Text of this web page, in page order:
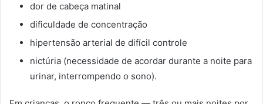
dor de cabeça matinal
dificuldade de concentração
hipertensão arterial de difícil controle
nictúria (necessidade de acordar durante a noite para
urinar, interrompendo o sono).